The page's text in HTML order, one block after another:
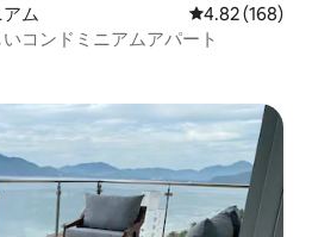
ム レビュー168
4.82 (168)
コンドミニアムアパート